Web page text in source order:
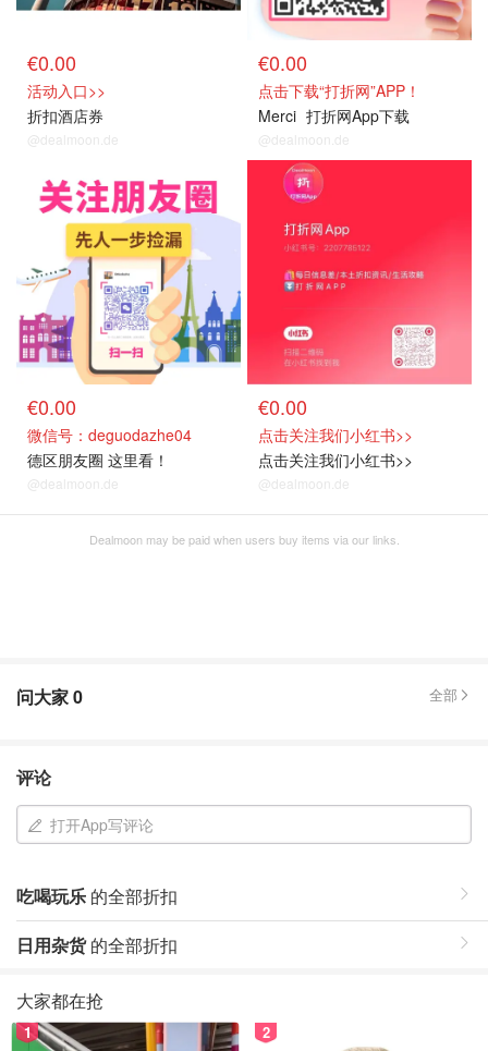
€0.00
活动入口>>
折扣酒店券
@dealmoon.de
€0.00
点击下载“打折网”APP！
Merci 打折网App下载
@dealmoon.de
关注我们
€0.00
微信号：deguodazhe04
德区朋友圈 这里看！
@dealmoon.de
关注我们
€0.00
点击关注我们小红书>>
点击关注我们小红书>>
@dealmoon.de
Dealmoon may be paid when users buy items via our links.
问大家0 全部
评论
打开App写评论
吃喝玩乐 的全部折扣
日用杂货的全部折扣
大家都在抢
1 2